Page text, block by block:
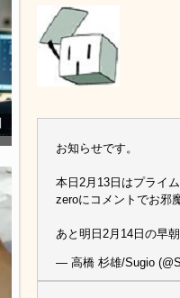
お知らせです。
本日2月13日はプライ
zeroにコメントでお邪
あと明日2月14日の早
— 高橋 杉雄/Sugio